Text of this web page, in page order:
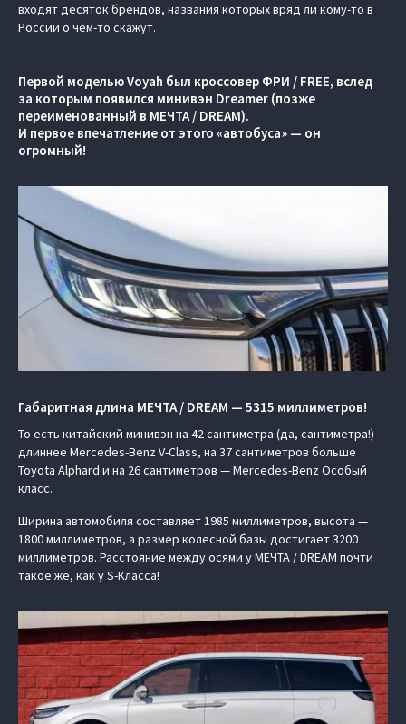
входят десяток брендов, названия которых вряд ли кому-то в
России о чем-то скажут.
Первой моделью Voyah был кроссовер ФРИ / FREE, вслед
за которым появился минивэн Dreamer (позже
переименованный в МЕЧТА / DREAM).
И первое впечатление от этого «автобуса» — он
огромный!
Габаритная длина МЕЧТА / DREAM — 5315 миллиметров!
То есть китайский минивэн на 42 сантиметра (да, сантиметра!)
длиннее Mercedes-Benz V-Class, на 37 сантиметров больше
Toyota Alphard и на 26 сантиметров — Mercedes-Benz Особый
класс.
Ширина автомобиля составляет 1985 миллиметров, высота —
1800 миллиметров, а размер колесной базы достигает 3200
миллиметров. Расстояние между осями у МЕЧТА / DREAM почти
такое же, как у S-Класса!